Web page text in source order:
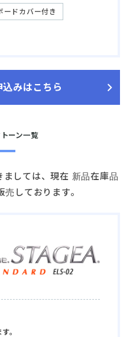
ードカバー付き
みはこちら
ーン一覧
しては、現在 新品在庫品
しております。
。